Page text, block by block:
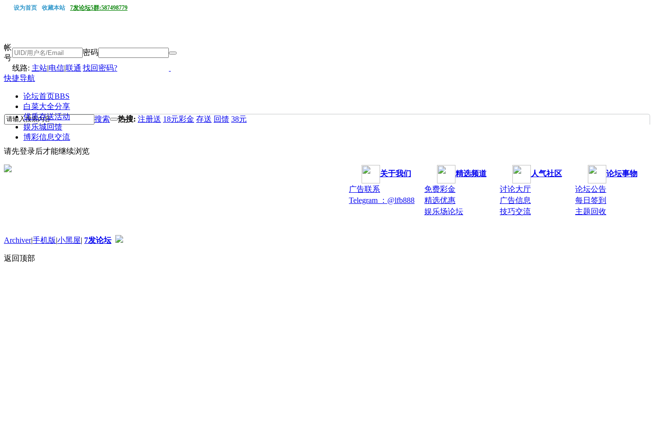
设为首页 收藏本站 7发论坛5群:587498779
帐
号
密码
线路: 主站|电信|联通 找回密码?
快捷导航
论坛首页BBS
白菜大全分享
优质存送活动
娱乐城回馈
博彩信息交流
搜索 热搜: 注册送 18元彩金 存送 回馈 38元
请先登录后才能继续浏览
关于我们 精选频道 人气社区
论坛事物
广告联系
免费彩金 讨论大厅
论坛公告
Telegram ：@lfb888
精选优惠 广告信息
每日签到
娱乐场论坛
技巧交流 主题回收
Archiver|手机版|小黑屋| 7发论坛
返回顶部